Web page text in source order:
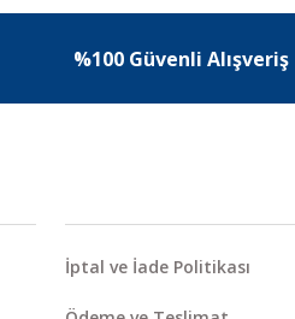
%100 Güvenli Alışveriş
İptal ve İade Politikası